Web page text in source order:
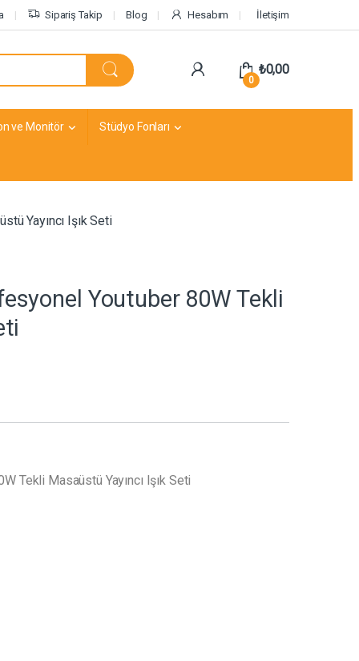
Sipariş Takip Blog Hesabım İletişim
0
₺0,00
ve Monitör Stüdyo Fonları
Yayıncı Işık Seti
Youtuber 80W Tekli
Tekli Masaüstü Yayıncı Işık Seti